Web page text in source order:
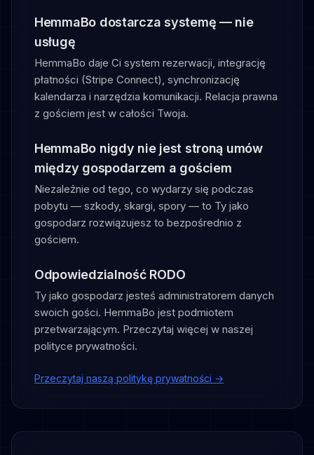
HemmaBo dostarcza systemę — nie
usługę
HemmaBo daje Ci system rezerwacji, integrację
płatności (Stripe Connect), synchronizację
kalendarza i narzędzia komunikacji. Relacja prawna
z gościem jest w całości Twoja.
HemmaBo nigdy nie jest stroną umów
między gospodarzem a gościem
Niezależnie od tego, co wydarzy się podczas
pobytu — szkody, skargi, spory — to Ty jako
gospodarz rozwiązujesz to bezpośrednio z
gościem.
Odpowiedzialność RODO
Ty jako gospodarz jesteś administratorem danych
swoich gości. HemmaBo jest podmiotem
przetwarzającym. Przeczytaj więcej w naszej
polityce prywatności.
Przeczytaj naszą politykę prywatności →